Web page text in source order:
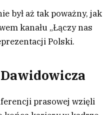
był aż tak poważny, jak
kanału „Łączy nas
Polski.
prasowej wzięli